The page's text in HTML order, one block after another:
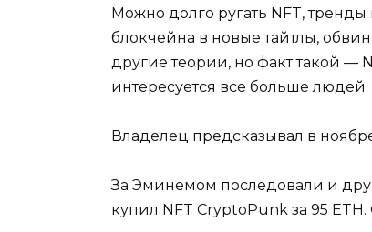
Можно долго ругать NFT,
блокчейна в новые тайтлы,
другие теории, но факт такой —
интересуется все больше людей.
Владелец предсказывал в
За Эминемом последовали и
купил NFT CryptoPunk за 95